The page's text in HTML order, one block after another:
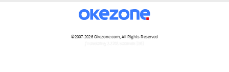
©2007-2026Okezone.com, All Rights Reserved